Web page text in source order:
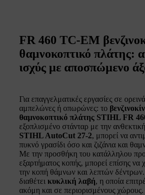
FR 460 TC-EM
θαμνοκοπτικό πλάτης:
ισχύς με αποσπώμενο
Για επαγγελματικές εργασίες σε
αμπελώνες ή οπωρώνες: το
θαμνοκοπτικό πλάτης STIHL FR
εξοπλισμένο στάνταρ με την
STIHL AutoCut 27-2, μπορεί να
πυκνό γρασίδι όσο και ζιζάνια και
Με την προσθήκη του κατάλληλου
εξαρτήματος κοπής, μπορεί επίσης να
την κοπή θάμνων και λεπτών
διαθέτει κυκλική λαβή, η οποία
ακόμη και σε περιορισμένους χώρους.